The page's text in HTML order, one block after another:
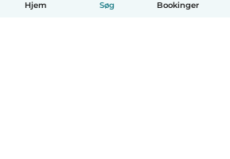
Hjem Søg Bookinger